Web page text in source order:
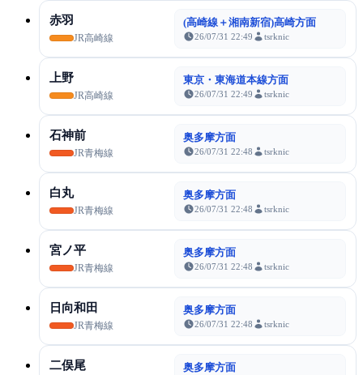
赤羽
JR高崎線
(高崎線＋湘南新宿)高崎方面
26/07/31 22:49 tsrknic
上野
JR高崎線
東京・東海道本線方面
26/07/31 22:49 tsrknic
石神前
JR青梅線
奥多摩方面
26/07/31 22:48 tsrknic
白丸
JR青梅線
奥多摩方面
26/07/31 22:48 tsrknic
宮ノ平
JR青梅線
奥多摩方面
26/07/31 22:48 tsrknic
日向和田
JR青梅線
奥多摩方面
26/07/31 22:48 tsrknic
二俣尾 奥多摩方面